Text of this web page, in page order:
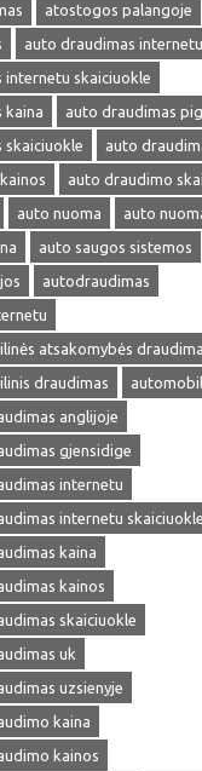
atostogos palangoje
auto draudimas internetu
internetu skaiciuokle
kaina
auto draudimas
skaiciuokle
auto
auto draudimo
auto nuoma
auto
auto saugos sistemos
autodraudimas
atsakomybės
draudimas
anglijoje
gjensidige
internetu
internetu skaiciuokle
kaina
kainos
skaiciuokle
uk
uzsienyje
kaina
kainos